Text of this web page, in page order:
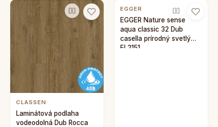
CLASSEN
Laminátová podlaha
vodeodolná Dub Rocca
EGGER
EGGER Nature sense
aqua classic 32 Dub
casella prírodný svetlý
EL2151